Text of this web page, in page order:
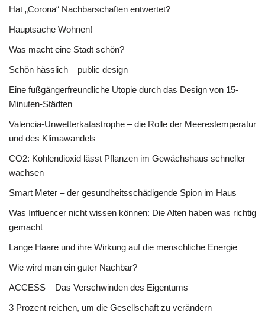
Hat „Corona“ Nachbarschaften entwertet?
Hauptsache Wohnen!
Was macht eine Stadt schön?
Schön hässlich – public design
Eine fußgängerfreundliche Utopie durch das Design von 15-
Minuten-Städten
Valencia-Unwetterkatastrophe – die Rolle der Meerestemperatur
und des Klimawandels
CO2: Kohlendioxid lässt Pflanzen im Gewächshaus schneller
wachsen
Smart Meter – der gesundheitsschädigende Spion im Haus
Was Influencer nicht wissen können: Die Alten haben was richtig
gemacht
Lange Haare und ihre Wirkung auf die menschliche Energie
Wie wird man ein guter Nachbar?
ACCESS – Das Verschwinden des Eigentums
3 Prozent reichen, um die Gesellschaft zu verändern